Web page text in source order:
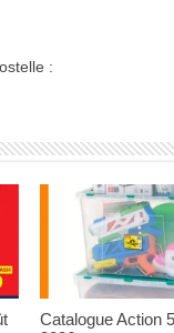
:
Catalogue Action